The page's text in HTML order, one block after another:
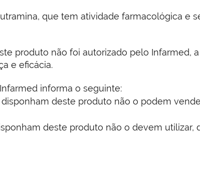
que tem atividade farmacológica e
produto não foi autorizado pelo Infarmed,
e eficácia.
informa o seguinte:
deste produto não o podem
deste produto não o devem